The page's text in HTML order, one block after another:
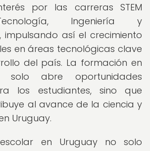
por las carreras STEM
Ingeniería y
impulsando así el crecimiento
en áreas tecnológicas clave
del país. La formación en
solo abre oportunidades
los estudiantes, sino que
al avance de la ciencia y
Uruguay.
en Uruguay no solo